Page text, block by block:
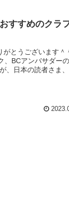
すすめのクラ
がとうございます＾
、BCアンバサダー
、日本の読者さま